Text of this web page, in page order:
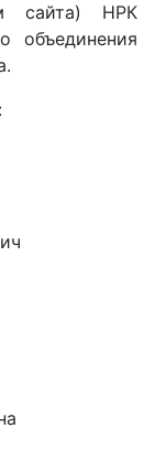
сайта) НРК
объединения